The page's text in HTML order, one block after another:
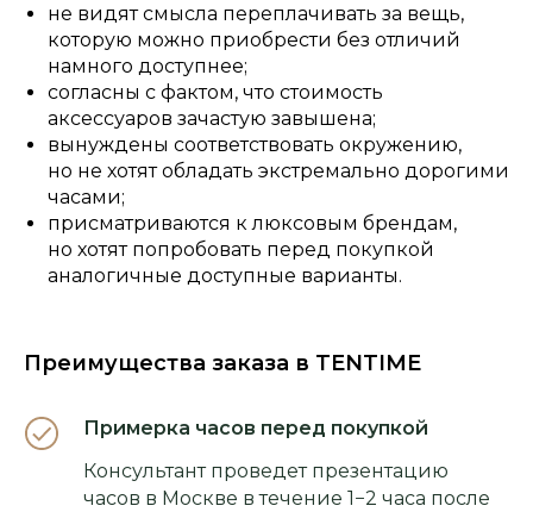
не видят смысла переплачивать за вещь,
которую можно приобрести без отличий
намного доступнее;
согласны с фактом, что стоимость
аксессуаров зачастую завышена;
вынуждены соответствовать окружению,
но не хотят обладать экстремально дорогими
часами;
присматриваются к люксовым брендам,
но хотят попробовать перед покупкой
аналогичные доступные варианты.
Преимущества заказа в TENTIME
Примерка часов перед покупкой
Консультант проведет презентацию
часов в Москве в течение 1−2 часа после